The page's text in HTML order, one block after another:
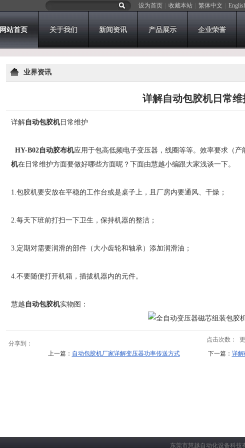
设为首页 收藏本站 繁体中文
网站首页 关于我们 新闻资讯 产品展示 企业荣誉
业界资讯
详解自动包胶机日常维
详解自动包胶机日常维护
HY-B02自动胶布机应用于包高低频电子变压器，线圈等等。效率要求（产
机在日常维护方面要做好哪些方面呢？下面由慧越小编跟大家浅谈一下。
1.包胶机要安放在平稳的工作台或是桌子上，且厂房内要通风、干燥；
2.每天下班前打扫一下卫生，保持机器的整洁；
3.定期对需要润滑的部件（大小齿轮和轴承）添加润滑油；
4.不要随便打开机箱，插拔机器内的元件。
慧越 自动包胶机实物图：
分享到：
点击次数：
上一篇： 自动包胶机厂家详解变压器功率传送方式 下一篇： 详
东莞市慧越自动化设备科技